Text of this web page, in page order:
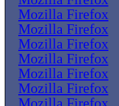
Mozilla Firefox
Mozilla Firefox
Mozilla Firefox
Mozilla Firefox
Mozilla Firefox
Mozilla Firefox